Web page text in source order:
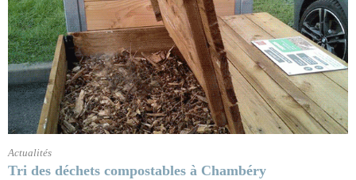
Actualités
Tri des déchets compostables à Chambéry